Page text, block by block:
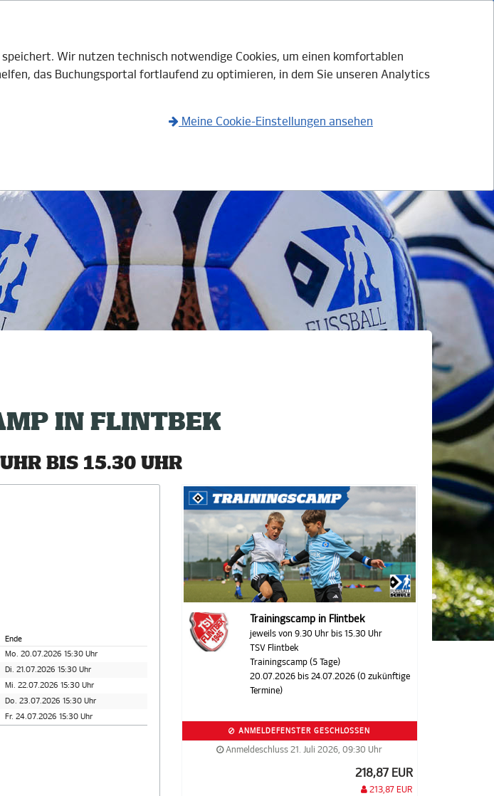
Wir nutzen technisch notwendige Cookies, um einen komfortablen
das Buchungsportal fortlaufend zu optimieren, in dem Sie unseren Analytics
Meine Cookie-Einstellungen ansehen
IN FLINTBEK
BIS 15.30 UHR
Ende
Mo. 20.07.2026 15:30 Uhr
Di. 21.07.2026 15:30 Uhr
Mi. 22.07.2026 15:30 Uhr
Do. 23.07.2026 15:30 Uhr
Fr. 24.07.2026 15:30 Uhr
Trainingscamp in Flintbek
jeweils von 9.30 Uhr bis 15.30 Uhr
TSV Flintbek
Trainingscamp (5 Tage)
20.07.2026 bis 24.07.2026 (0 zukünftige
Termine)
ANMELDEFENSTER GESCHLOSSEN
Anmeldeschluss 21. Juli 2026, 09:30 Uhr
218,87 EUR
213,87 EUR